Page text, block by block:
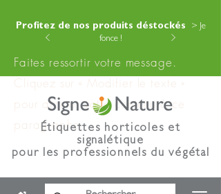
Profitez de nos produits déstockés
> Je
fonce !
Faites ressortir votre message.
Cliquez sur « Modifier le texte »
pour ajouter votre contenu à ce
paragraphe.
Étiquettes horticoles et
signalétique
pour les professionnels du végétal